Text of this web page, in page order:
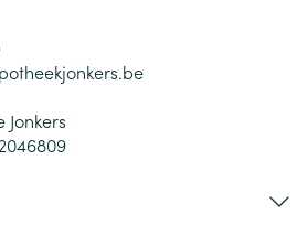
Jonkers